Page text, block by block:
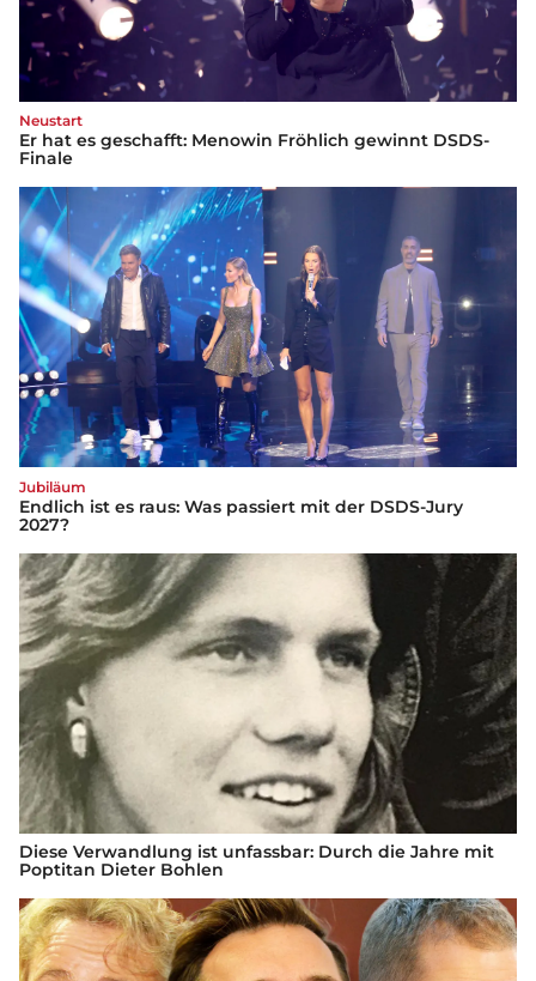
Neustart
Er hat es geschafft: Menowin Fröhlich gewinnt DSDS-
Finale
Jubiläum
Endlich ist es raus: Was passiert mit der DSDS-Jury
2027?
Diese Verwandlung ist unfassbar: Durch die Jahre mit
Poptitan Dieter Bohlen